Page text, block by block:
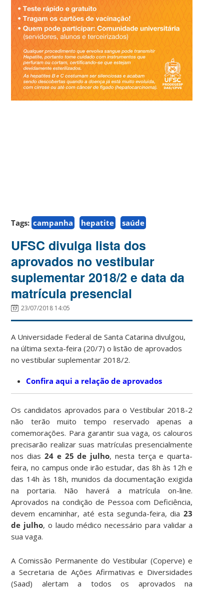
Tags: campanha hepatite saúde
UFSC divulga lista dos
aprovados no vestibular
suplementar 2018/2 e data da
matrícula presencial
23/07/2018 14:05
A Universidade Federal de Santa Catarina divulgou,
na última sexta-feira (20/7) o listão de aprovados
no vestibular suplementar 2018/2.
Confira aqui a relação de aprovados
Os candidatos aprovados para o Vestibular 2018-2
não terão muito tempo reservado apenas a
comemorações. Para garantir sua vaga, os calouros
precisarão realizar suas matrículas presencialmente
nos dias 24 e 25 de julho, nesta terça e quarta-
feira, no campus onde irão estudar, das 8h às 12h e
das 14h às 18h, munidos da documentação exigida
na portaria. Não haverá a matrícula on-line.
Aprovados na condição de Pessoa com Deficiência,
devem encaminhar, até esta segunda-feira, dia23
de julho, o laudo médico necessário para validar a
sua vaga.
A Comissão Permanente do Vestibular (Coperve) e
a Secretaria de Ações Afirmativas e Diversidades
(Saad) alertam a todos os aprovados na